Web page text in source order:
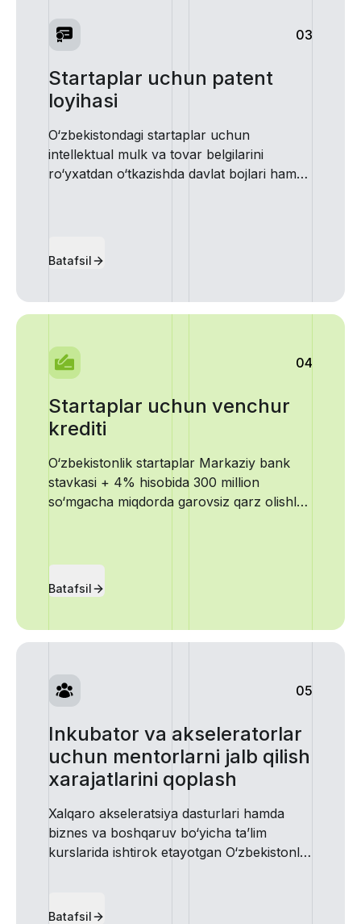
03
Startaplar uchun patent
loyihasi
O‘zbekistondagi startaplar uchun
intellektual mulk va tovar belgilarini
ro‘yxatdan o‘tkazishda davlat bojlari hamda
Batafsil
04
Startaplar uchun venchur
krediti
O‘zbekistonlik startaplar Markaziy bank
stavkasi + 4% hisobida 300 million
so‘mgacha miqdorda garovsiz qarz olishlari
Batafsil
05
Inkubator va akseleratorlar
uchun mentorlarni jalb qilish
xarajatlarini qoplash
Xalqaro akseleratsiya dasturlari hamda
biznes va boshqaruv bo‘yicha ta’lim
kurslarida ishtirok etayotgan O‘zbekistonlik
Batafsil